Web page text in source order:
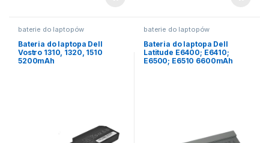
baterie do laptopów
Bateria do laptopa Dell
Vostro 1310, 1320, 1510
5200mAh
baterie do laptopów
Bateria do laptopa Dell
Latitude E6400; E6410;
E6500; E6510 6600mAh